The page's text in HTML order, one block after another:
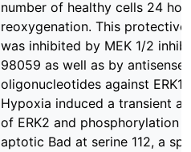
number of healthy cells 24
reoxygenation. This
was inhibited by MEK 1/2
98059 as well as by antisense
oligonucleotides against ERK1/
Hypoxia induced a transient
of ERK2 and phosphorylation
aptotic Bad at serine 112, a